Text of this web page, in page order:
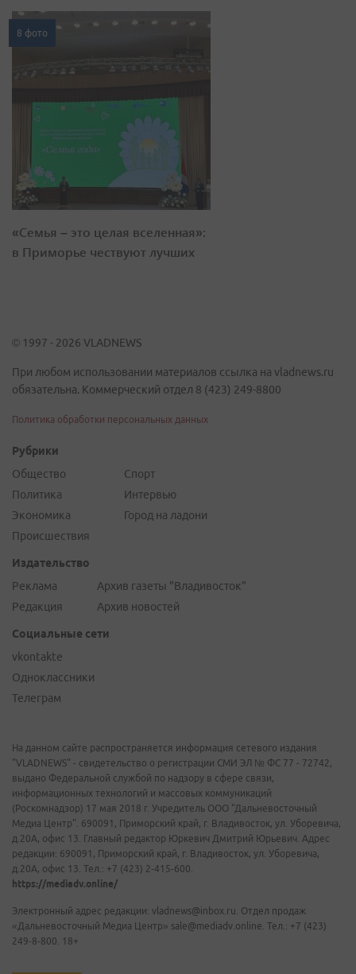
8 фото
«Семья – это целая вселенная»:
в Приморье чествуют лучших
© 1997 - 2026 VLADNEWS
При любом использовании материалов ссылка на vladnews.ru
обязательна. Коммерческий отдел 8 (423) 249-8800
Политика обработки персональных данных
Рубрики
Общество
Политика
Экономика
Происшествия
Спорт
Интервью
Город на ладони
Издательство
Реклама
Редакция
Архив газеты "Владивосток"
Архив новостей
Социальные сети
vkontakte
Одноклассники
Телеграм
На данном сайте распространяется информация сетевого издания
"VLADNEWS" - свидетельство о регистрации СМИ ЭЛ № ФС 77 - 72742,
выдано Федеральной службой по надзору в сфере связи,
информационных технологий и массовых коммуникаций
(Роскомнадзор) 17 мая 2018 г. Учредитель ООО "Дальневосточный
Медиа Центр". 690091, Приморский край, г. Владивосток, ул. Уборевича,
д.20А, офис 13. Главный редактор Юркевич Дмитрий Юрьевич. Адрес
редакции: 690091, Приморский край, г. Владивосток, ул. Уборевича,
д.20А, офис 13. Тел.: +7 (423) 2-415-600.
https://mediadv.online/
Электронный адрес редакции: vladnews@inbox.ru. Отдел продаж
«Дальневосточный Медиа Центр» sale@mediadv.online. Тел.: +7 (423)
249-8-800. 18+